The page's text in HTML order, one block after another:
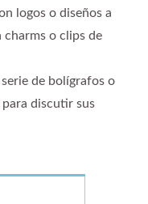
logos o diseños a
o clips de
de bolígrafos o
discutir sus